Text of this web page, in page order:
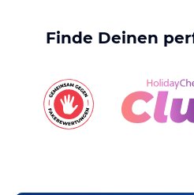
Finde Deinen